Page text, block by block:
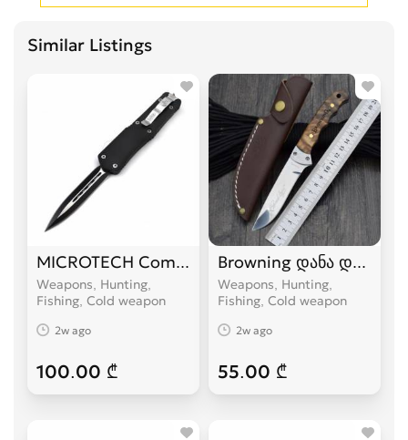
Similar Listings
MICROTECH Combat Troodon დანა დანები
Weapons, Hunting,
Fishing, Cold weapon
2w ago
100.00 ₾
Browning დანა დანები
Weapons, Hunting,
Fishing, Cold weapon
2w ago
55.00 ₾